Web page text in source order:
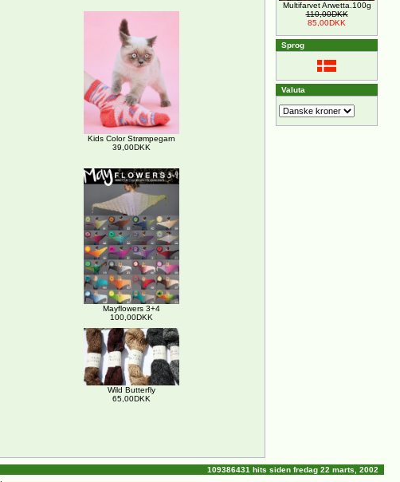
Kids Color Strømpegarn
39,00DKK
Mayflowers 3+4
100,00DKK
Wild Butterfly
65,00DKK
Multifarvet Arwetta.100g
110,00DKK
85,00DKK
Sprog
Valuta
109386431 hits siden fredag 22 marts, 2002